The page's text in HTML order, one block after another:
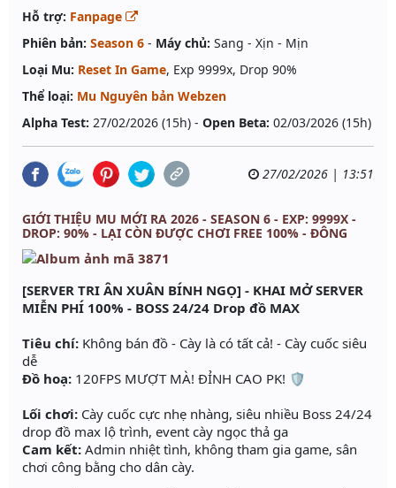
Hỗ trợ: Fanpage
Phiên bản: Season 6 - Máy chủ: Sang - Xịn - Mịn
Loại Mu: Reset In Game, Exp 9999x, Drop 90%
Thể loại: Mu Nguyên bản Webzen
Alpha Test: 27/02/2026 (15h) - Open Beta: 02/03/2026 (15h)
27/02/2026 | 13:51
GIỚI THIỆU MU MỚI RA 2026 - SEASON 6 - EXP: 9999X -
DROP: 90% - LẠI CÒN ĐƯỢC CHƠI FREE 100% - ĐÔNG
[SERVER TRI ÂN XUÂN BÍNH NGỌ] - KHAI MỞ SERVER
MIỄN PHÍ 100% - BOSS 24/24 Drop đồ MAX
Tiêu chí: Không bán đồ - Cày là có tất cả! - Cày cuốc siêu
dễ
Đồ hoạ: 120FPS MƯỢT MÀ! ĐỈNH CAO PK! 🛡️
Lối chơi: Cày cuốc cực nhẹ nhàng, siêu nhiều Boss 24/24
drop đồ max lộ trình, event cày ngọc thả ga
Cam kết: Admin nhiệt tình, không tham gia game, sân
chơi công bằng cho dân cày.